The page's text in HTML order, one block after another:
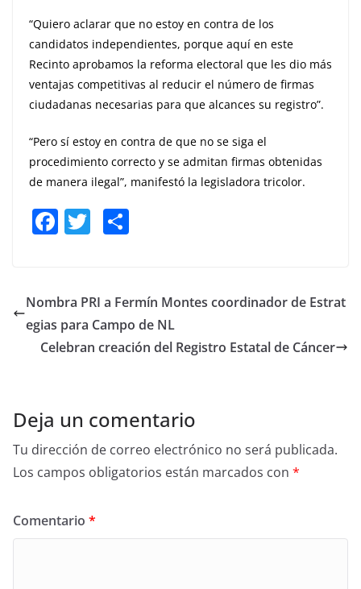
“Quiero aclarar que no estoy en contra de los
candidatos independientes, porque aquí en este
Recinto aprobamos la reforma electoral que les dio más
ventajas competitivas al reducir el número de firmas
ciudadanas necesarias para que alcances su registro”.
“Pero sí estoy en contra de que no se siga el
procedimiento correcto y se admitan firmas obtenidas
de manera ilegal”, manifestó la legisladora tricolor.
F
e
b
o
T
er e
Nombra PRI a Fermín Montes coordinador de Estrat
egias para Campo de NL
Celebran creación del Registro Estatal de Cáncer
Deja un comentario
Tu dirección de correo electrónico no será publicada.
Los campos obligatorios están marcados con *
Comentario *